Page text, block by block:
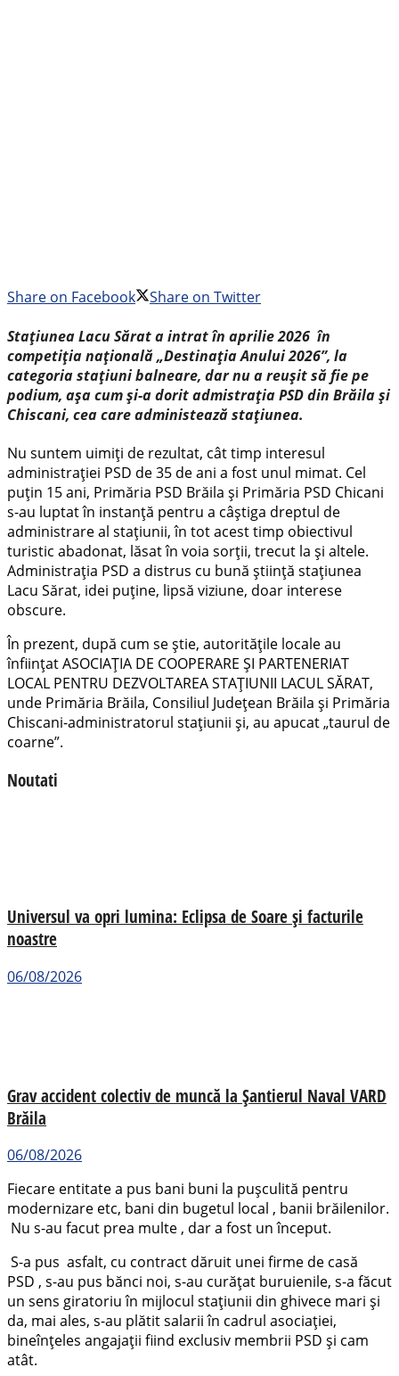
Share on Facebook
Share on Twitter
Stațiunea Lacu Sărat a intrat în aprilie 2026 în
competiția națională „Destinația Anului 2026”, la
categoria stațiuni balneare, dar nu a reușit să fie pe
podium, așa cum și-a dorit admistrația PSD din Brăila și
Chiscani, cea care administează stațiunea.
Nu suntem uimiți de rezultat, cât timp interesul
administrației PSD de 35 de ani a fost unul mimat. Cel
puțin 15 ani, Primăria PSD Brăila și Primăria PSD Chicani
s-au luptat în instanță pentru a câștiga dreptul de
administrare al stațiunii, în tot acest timp obiectivul
turistic abadonat, lăsat în voia sorții, trecut la și altele.
Administrația PSD a distrus cu bună știință stațiunea
Lacu Sărat, idei puține, lipsă viziune, doar interese
obscure.
În prezent, după cum se știe, autoritățile locale au
înființat ASOCIAȚIA DE COOPERARE ȘI PARTENERIAT
LOCAL PENTRU DEZVOLTAREA STAȚIUNII LACUL SĂRAT,
unde Primăria Brăila, Consiliul Județean Brăila și Primăria
Chiscani-administratorul stațiunii și, au apucat „taurul de
coarne”.
Noutati
Universul va opri lumina: Eclipsa de Soare și facturile
noastre
06/08/2026
Grav accident colectiv de muncă la Șantierul Naval VARD
Brăila
06/08/2026
Fiecare entitate a pus bani buni la pușculită pentru
modernizare etc, bani din bugetul local , banii brăilenilor.
Nu s-au facut prea multe , dar a fost un început.
S-a pus asfalt, cu contract dăruit unei firme de casă
PSD , s-au pus bănci noi, s-au curățat buruienile, s-a făcut
un sens giratoriu în mijlocul stațiunii din ghivece mari și
da, mai ales, s-au plătit salarii în cadrul asociației,
bineînțeles angajații fiind exclusiv membrii PSD și cam
atât.